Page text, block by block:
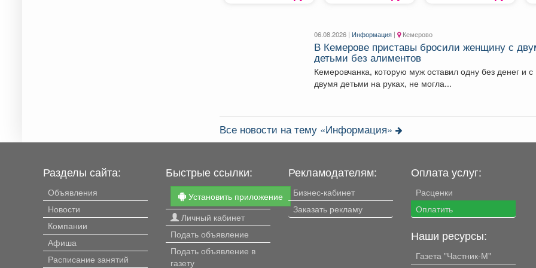
06.08.2026 | Информация | Кемерово
В Кемерове приставы бросили женщину с
детьми без алиментов
Кемеровчанка, которую муж оставил одну без денег и с
двумя детьми на руках, не могла...
Все новости на тему «Информация»
Разделы сайта:
Объявления
Новости
Компании
Афиша
Расписание занятий
Быстрые ссылки:
Установить приложение
Личный кабинет
Подать объявление
Подать объявление в
газету
Рекламодателям:
Бизнес-кабинет
Заказать рекламу
Оплата услуг:
Расценки
Оплатить
Наши ресурсы:
Газета "Частник-М"